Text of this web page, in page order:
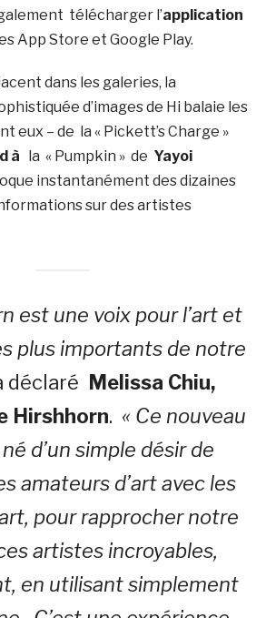
télécharger l’application
App Store et Google Play.
dans les galeries, la
d’images de Hi balaie les
eux – de la « Pickett’s Charge »
à la « Pumpkin » de Yayoi
instantanément des dizaines
sur des artistes
est une voix pour l’art et
plus importants de notre
déclaré Melissa Chiu,
Hirshhorn. « Ce nouveau
d’un simple désir de
amateurs d’art avec les
pour rapprocher notre
artistes incroyables,
en utilisant simplement